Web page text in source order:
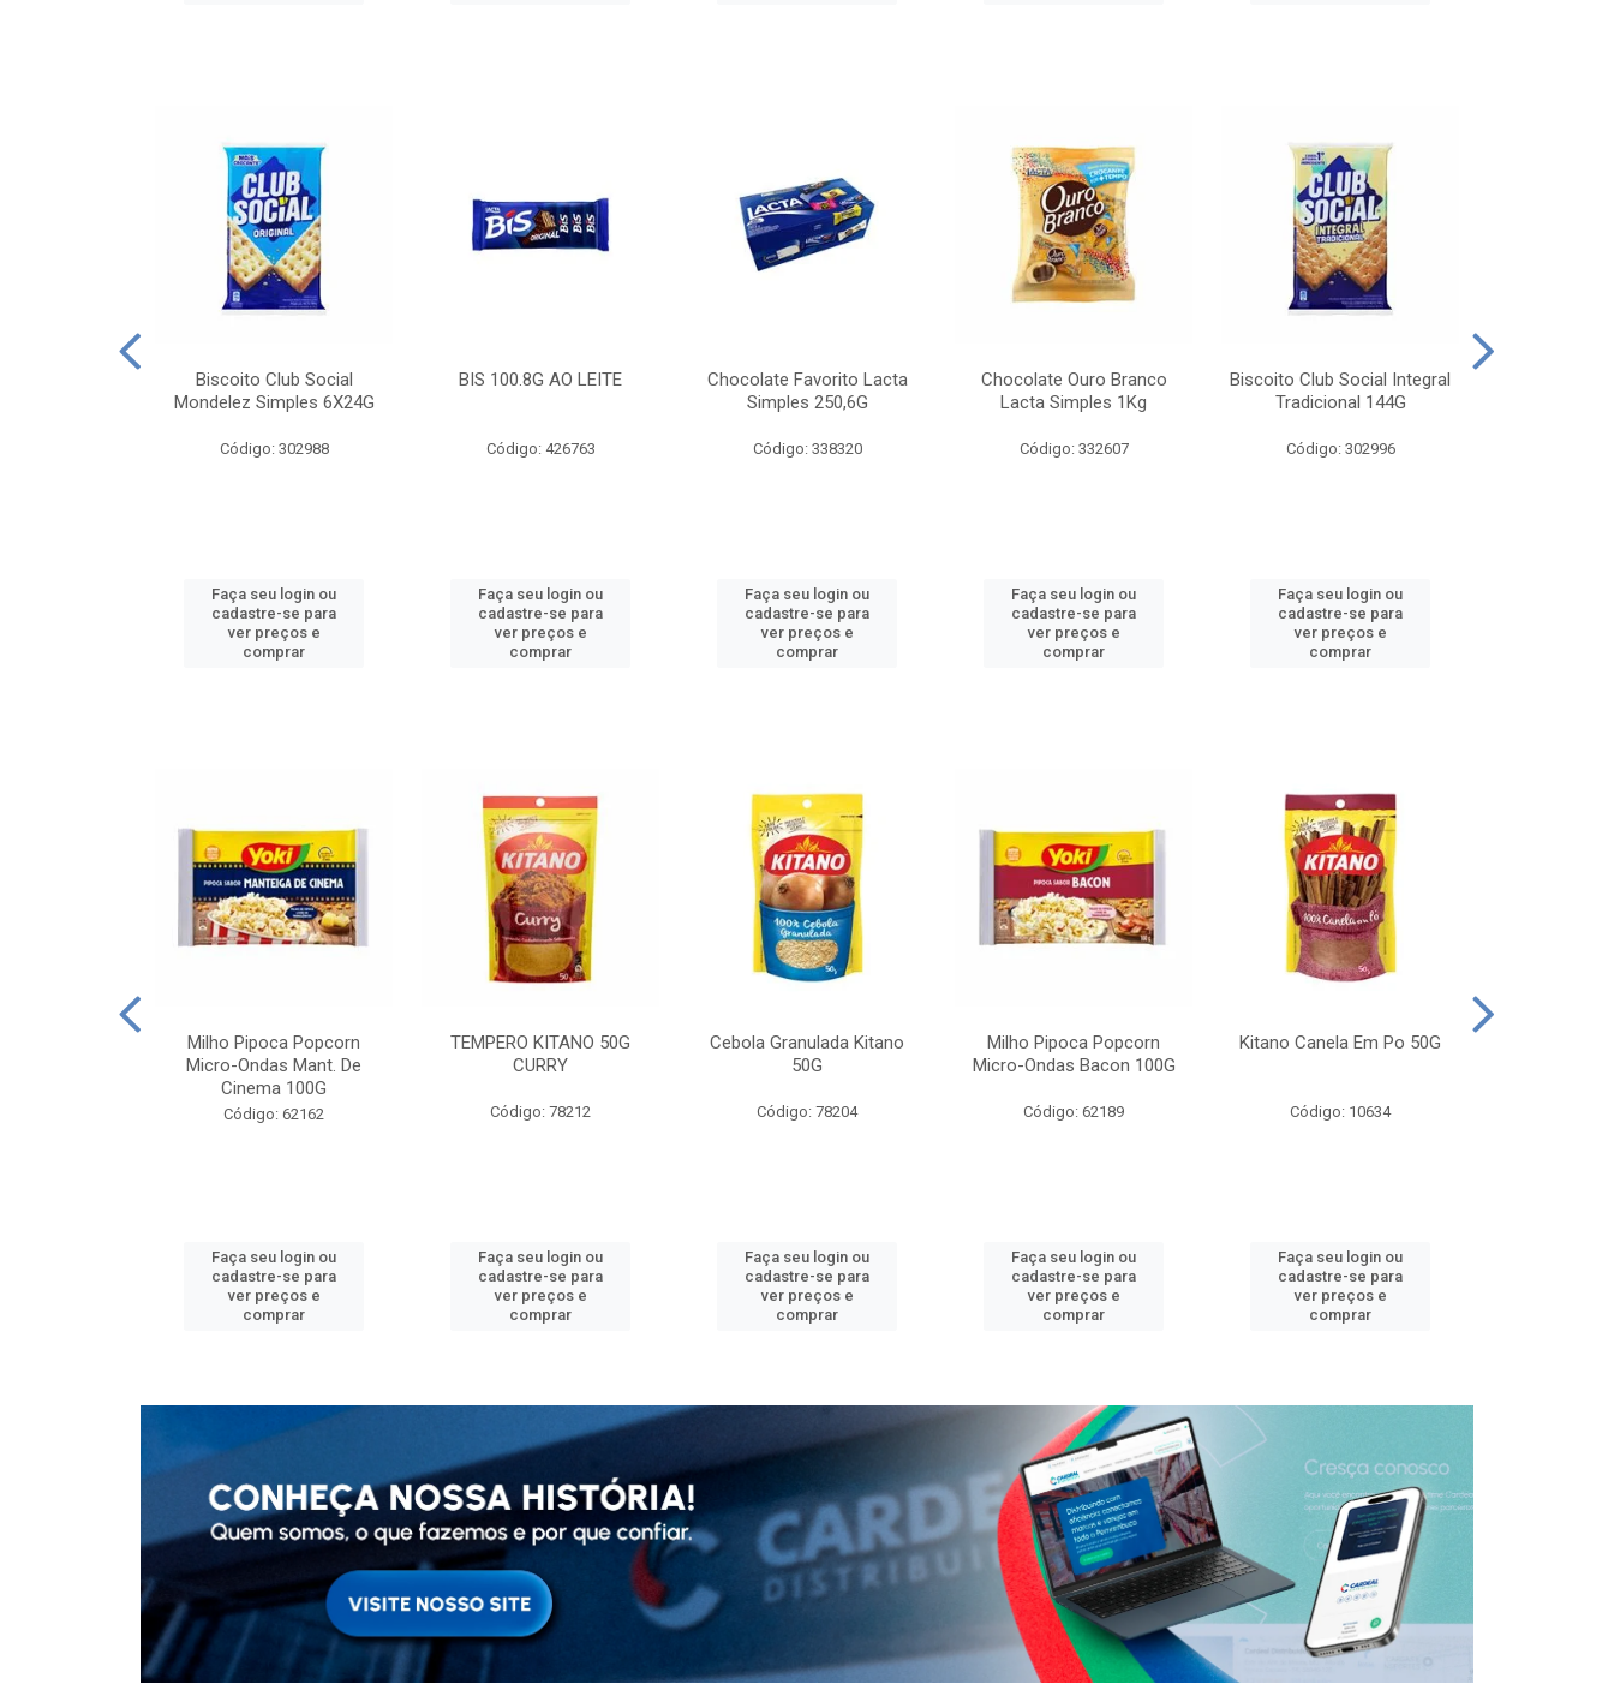
Biscoito Club Social
Mondelez Simples 6X24G
Código: 302988
Faça seu login ou
cadastre-se para
ver preços e
comprar
BIS 100.8G AO LEITE
Código: 426763
Faça seu login ou
cadastre-se para
ver preços e
comprar
Chocolate Favorito Lacta
Simples 250,6G
Código: 338320
Faça seu login ou
cadastre-se para
ver preços e
comprar
Chocolate Ouro Branco
Lacta Simples 1Kg
Código: 332607
Faça seu login ou
cadastre-se para
ver preços e
comprar
Biscoito Club Social Integral
Tradicional 144G
Código: 302996
Faça seu login ou
cadastre-se para
ver preços e
comprar
Milho Pipoca Popcorn
Micro-Ondas Mant. De
Cinema 100G
Código: 62162
Faça seu login ou
cadastre-se para
ver preços e
comprar
TEMPERO KITANO 50G
CURRY
Código: 78212
Faça seu login ou
cadastre-se para
ver preços e
comprar
Cebola Granulada Kitano
50G
Código: 78204
Faça seu login ou
cadastre-se para
ver preços e
comprar
Milho Pipoca Popcorn
Micro-Ondas Bacon 100G
Código: 62189
Faça seu login ou
cadastre-se para
ver preços e
comprar
Kitano Canela Em Po 50G
Código: 10634
Faça seu login ou
cadastre-se para
ver preços e
comprar